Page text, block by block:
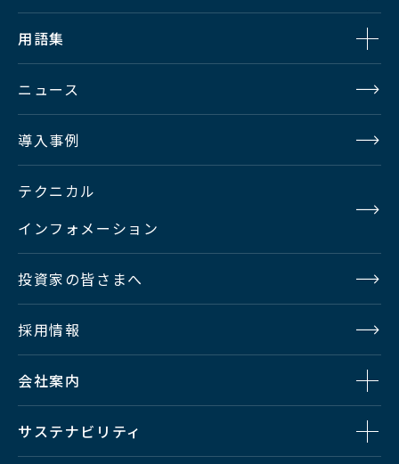
用語集
ニュース
導入事例
テクニカル
インフォメーション
投資家の皆さまへ
採用情報
会社案内
サステナビリティ